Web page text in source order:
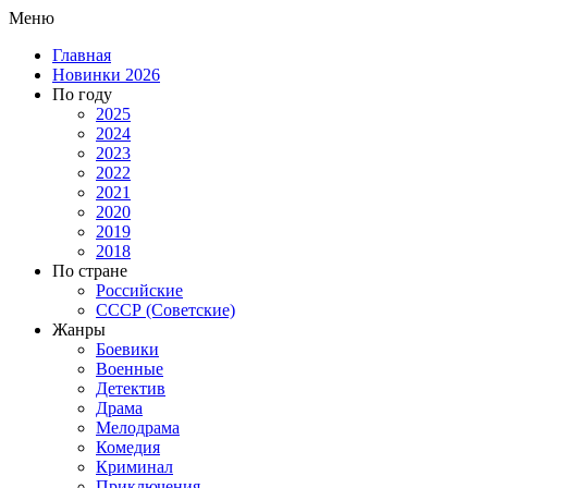
Меню
Главная
Новинки 2026
По году
2025
2024
2023
2022
2021
2020
2019
2018
По стране
Российские
СССР (Советские)
Жанры
Боевики
Военные
Детектив
Драма
Мелодрама
Комедия
Криминал